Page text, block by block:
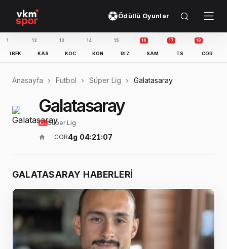
Ödüllü Oyunlar
10
GZT
11
IBFK
12
KAS
13
KOC
14
KON
15
RIZ
16
SAM
17
TS
Anasayfa Futbol Süper Lig Galatasaray
Galatasaray
Süper Lig
COR4g 04:21:06
GALATASARAY HABERLERI